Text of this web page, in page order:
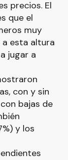
precios. El
que el
muy
a esta altura
jugar a
con y sin
bajas de
y los